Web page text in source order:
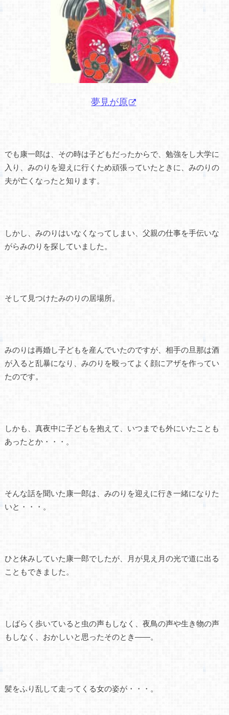
夢見が原
でも康一郎は、その時は子どもだったからで、勉強をし大学に
入り、みのりを迎えに行くため頑張っていたときに、みのりの
夫が亡くなったと知ります。
しかし、みのりはいなくなってしまい、父親の仕事を手伝いな
がらみのりを探していました。
そして見つけたみのりの居場所。
みのりは再婚し子どもを産んでいたのですが、相手の旦那は酒
が入ると乱暴になり、みのりを殴ってよく顔にアザを作ってい
たのです。
しかも、真夜中に子どもを抱えて、いつまでも外にいたことも
あったとか・・・。
そんな話を聞いた康一郎は、みのりを迎えに行き一緒になりた
いと・・・。
ひと休みしていた康一郎でしたが、月が見え月の光で道に出る
こともできました。
しばらく歩いていると虫の声もしなく、夜鳥の声や生き物の声
もしなく、おかしいと思ったそのとき――。
髪をふり乱して走ってくる女の姿が・・・。